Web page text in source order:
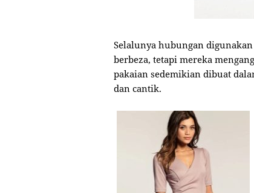
Selalunya hubungan
berbeza, tetapi mereka
pakaian sedemikian dibuat
dan cantik.